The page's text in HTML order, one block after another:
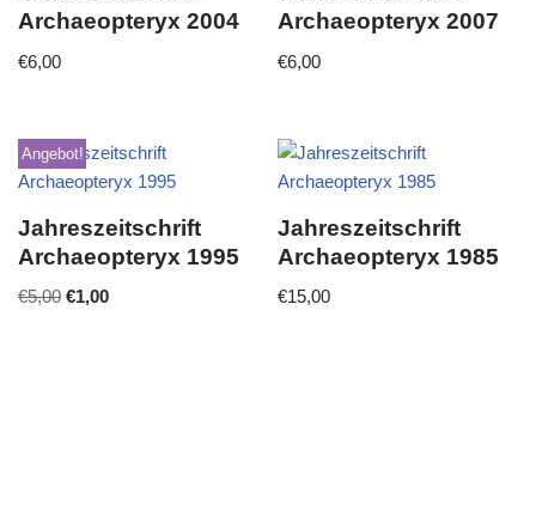
Archaeopteryx 2004
€6,00
Archaeopteryx 2007
€6,00
Angebot!
Jahreszeitschrift
Archaeopteryx 1995
€5,00 €1,00
Jahreszeitschrift
Archaeopteryx 1985
€15,00